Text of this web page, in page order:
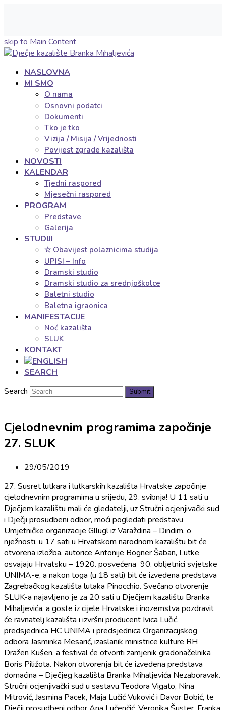
skip to Main Content
NASLOVNA
MI SMO
O nama
Osnovni podatci
Dokumenti
Tko je tko
Vizija / Misija / Vrijednosti
Povijest zgrade kazališta
NOVOSTI
KALENDAR
Tjedni raspored
Mjesečni raspored
PROGRAM
Predstave
Galerija
STUDIJI
☆ Obavijest polaznicima studija
UPISI – Info
Dramski studio
Dramski studio za srednjoškolce
Baletni studio
Baletna igraonica
MANIFESTACIJE
Noć kazališta
SLUK
KONTAKT
SEARCH
Search
Submit
Cjelodnevnim programima započinje
27. SLUK
29/05/2019
27. Susret lutkara i lutkarskih kazališta Hrvatske započinje
cjelodnevnim programima u srijedu, 29. svibnja! U 11 sati u
Dječjem kazalištu mali će gledatelji, uz Stručni ocjenjivački sud
i Dječji prosudbeni odbor, moći pogledati predstavu
Umjetničke organizacije Gllugl iz Varaždina – Dindim, o
nježnosti, u 17 sati u Hrvatskom narodnom kazalištu bit će
otvorena izložba, autorice Antonije Bogner Šaban, Lutke
osvajaju Hrvatsku – 1920. posvećena 90. obljetnici svjetske
UNIMA-e, a nakon toga (u 18 sati) bit će izvedena predstava
Zagrebačkog kazališta lutaka Pinocchio. Svečano otvorenje
SLUK-a najavljeno je za 20 sati u Dječjem kazalištu Branka
Mihaljevića, a goste iz cijele Hrvatske i inozemstva pozdravit
će ravnatelj kazališta i izvršni producent Ivica Lučić,
predsjednica HC UNIMA i predsjednica Organizacijskog
odbora Jasminka Mesarić, izaslanik ministrice kulture RH
Dražen Kušen, a festival će otvoriti zamjenik gradonačelnika
Boris Piližota. Nakon otvorenja bit će izvedena predstava
domaćina – Dječjeg kazališta Branka Mihaljevića Nezaboravak.
Stručni ocjenjivački sud u sastavu Teodora Vigato, Nina
Mitrović, Jasmina Pacek, Maja Lučić Vuković i Davor Bobić, te